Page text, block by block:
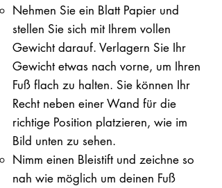
Nehmen Sie ein Blatt Papier und
stellen Sie sich mit Ihrem vollen
Gewicht darauf. ​Verlagern Sie Ihr
Gewicht etwas nach vorne, um Ihren
Fuß flach zu halten. Sie können Ihr
Recht neben einer Wand für die
richtige Position platzieren, wie im
Bild unten zu sehen.
Nimm einen Bleistift und zeichne so
nah wie möglich um deinen Fuß